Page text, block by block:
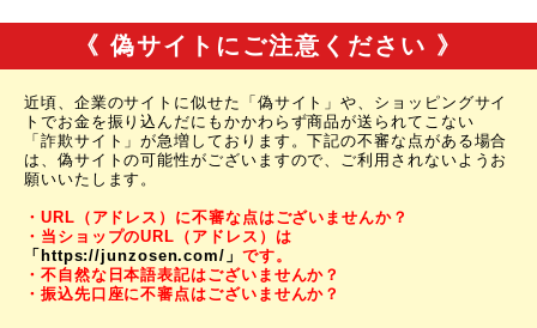
《 偽サイトにご注意ください 》
近頃、企業のサイトに似せた「偽サイト」や、ショッピングサイ
トでお金を振り込んだにもかかわらず商品が送られてこない
「詐欺サイト」が急増しております。下記の不審な点がある場合
は、偽サイトの可能性がございますので、ご利用されないようお
願いいたします。
・URL（アドレス）に不審な点はございませんか？
・当ショップのURL（アドレス）は
「https://junzosen.com/」 です。
・不自然な日本語表記はございませんか？
・振込先口座に不審点はございませんか？